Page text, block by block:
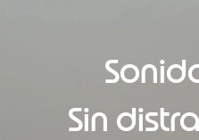
Sin